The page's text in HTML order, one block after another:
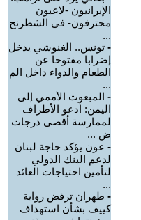
الإيرانيون -لاعبون
محترفون- في الشطرنج
...
- تونس.. الغنوشي يدخل
إضرابا مفتوحا عن
الطعام والدواء داخل الم
...
- ‏المبعوث الأممي إلى
اليمن: أدعو الأطراف
لممارسة أقصى درجات
ض ...
- عون يؤكد حاجة لبنان
لدعم البنك الدولي
لتأمين احتياجات العائد
...
- طهران ترفض رواية
كييف بشأن استهداف